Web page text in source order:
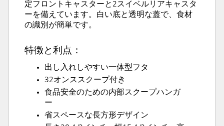
定フロントキャスターと2スイベルリアキャスタ
ーを備えています。白い底と透明な蓋で、食材
の識別が簡単です。
特徴と利点：
出し入れしやすい一体型フタ
32オンススクープ付き
食品安全のための内部スクープハンガ
ー
省スペースな長方形デザイン